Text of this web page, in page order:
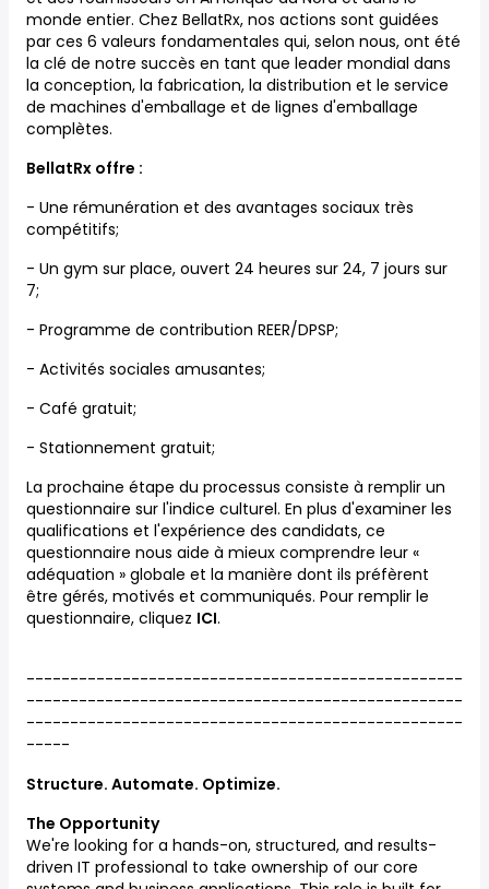
monde entier. Chez BellatRx, nos actions sont guidées
par ces 6 valeurs fondamentales qui, selon nous, ont été
la clé de notre succès en tant que leader mondial dans
la conception, la fabrication, la distribution et le service
de machines d'emballage et de lignes d'emballage
complètes.
BellatRx offre :
- Une rémunération et des avantages sociaux très
compétitifs;
- Un gym sur place, ouvert 24 heures sur 24, 7 jours sur
7;
- Programme de contribution REER/DPSP;
- Activités sociales amusantes;
- Café gratuit;
- Stationnement gratuit;
La prochaine étape du processus consiste à remplir un
questionnaire sur l'indice culturel. En plus d'examiner les
qualifications et l'expérience des candidats, ce
questionnaire nous aide à mieux comprendre leur «
adéquation » globale et la manière dont ils préfèrent
être gérés, motivés et communiqués. Pour remplir le
questionnaire, cliquez ICI.
--------------------------------------------------
--------------------------------------------------
--------------------------------------------------
-----
Structure. Automate. Optimize.
The Opportunity
We're looking for a hands-on, structured, and results-
driven IT professional to take ownership of our core